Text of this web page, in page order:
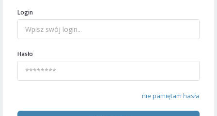
Login
Hasło
nie pamiętam hasła